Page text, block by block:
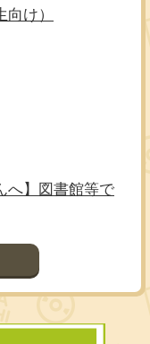
け）
へ】図書館等で